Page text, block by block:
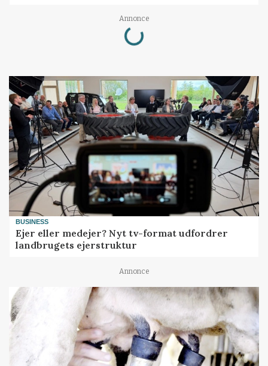
Annonce
Loading...
BUSINESS
Ejer eller medejer? Nyt tv-format udfordrer
landbrugets ejerstruktur
Annonce